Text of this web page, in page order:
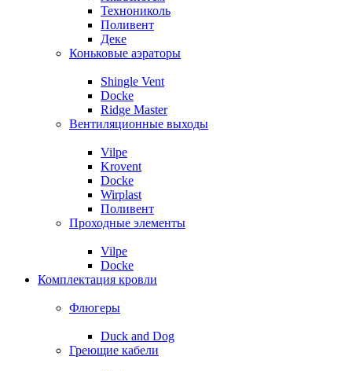
Технониколь
Поливент
Деке
Коньковые аэраторы
Shingle Vent
Docke
Ridge Master
Вентиляционные выходы
Vilpe
Krovent
Docke
Wirplast
Поливент
Проходные элементы
Vilpe
Docke
Комплектация кровли
Флюгеры
Duck and Dog
Греющие кабели